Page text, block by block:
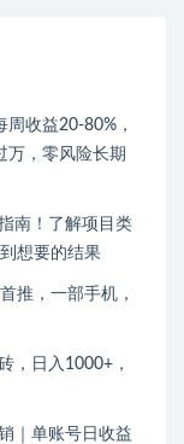
周收益20-80%，
万，零风险长期
南！了解项目类
想要的结果
推，一部手机，
，日入1000+，
｜单账号日收益